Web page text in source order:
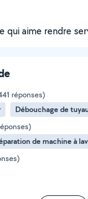
qui aime rendre
réponses)
Débouchage de
de machine à